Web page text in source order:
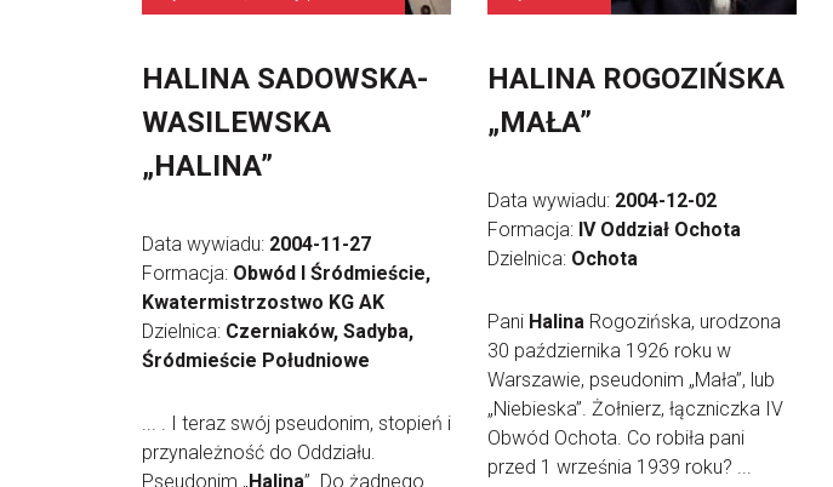
HALINA SADOWSKA-
WASILEWSKA
„HALINA”
Data wywiadu: 2004-11-27
Formacja: Obwód I Śródmieście,
Kwatermistrzostwo KG AK
Dzielnica: Czerniaków, Sadyba,
Śródmieście Południowe
... . I teraz swój pseudonim, stopień i
przynależność do Oddziału.
Pseudonim „Halina”. Do żadnego
HALINA ROGOZIŃSKA
„MAŁA”
Data wywiadu: 2004-12-02
Formacja: IV Oddział Ochota
Dzielnica: Ochota
Pani Halina Rogozińska, urodzona
30 października 1926 roku w
Warszawie, pseudonim „Mała”, lub
„Niebieska”. Żołnierz, łączniczka IV
Obwód Ochota. Co robiła pani
przed 1 września 1939 roku? ...